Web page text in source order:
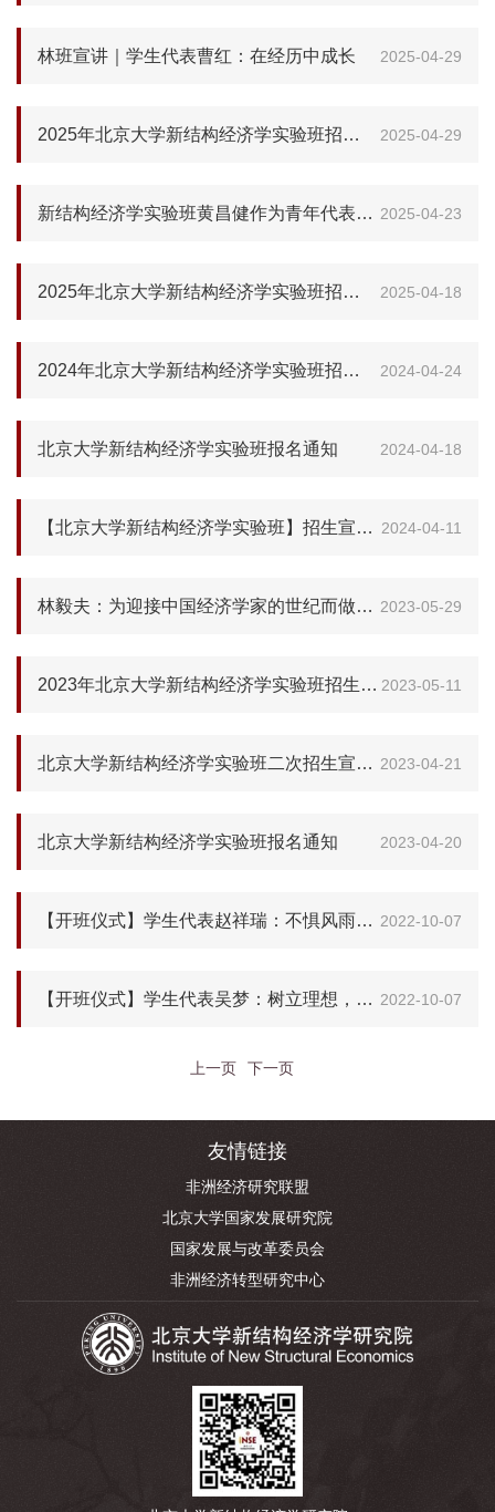
2025-04-29
林班宣讲｜学生代表曹红：在经历中成长
2025-04-29
2025年北京大学新结构经济学实验班招生宣讲会成功举办​​
2025-04-23
新结构经济学实验班黄昌健作为青年代表参加首届One Earth NextGen Leaders 共绘可持续发展蓝图
2025-04-18
2025年北京大学新结构经济学实验班招生宣讲通知
2024-04-24
2024年北京大学新结构经济学实验班招生宣讲会圆满举办
2024-04-18
北京大学新结构经济学实验班报名通知
2024-04-11
【北京大学新结构经济学实验班】招生宣讲会即将开启，林毅夫老师亲笔签名书等你来拿！
2023-05-29
林毅夫：为迎接中国经济学家的世纪而做好准备
2023-05-11
2023年北京大学新结构经济学实验班招生宣讲会成功举办
2023-04-21
北京大学新结构经济学实验班二次招生宣讲会通知
2023-04-20
北京大学新结构经济学实验班报名通知
2022-10-07
【开班仪式】学生代表赵祥瑞：不惧风雨初心如磐，踏上征程笃定前行
2022-10-07
【开班仪式】学生代表吴梦：树立理想，探索新知
上一页 下一页
友情链接
非洲经济研究联盟
北京大学国家发展研究院
国家发展与改革委员会
非洲经济转型研究中心